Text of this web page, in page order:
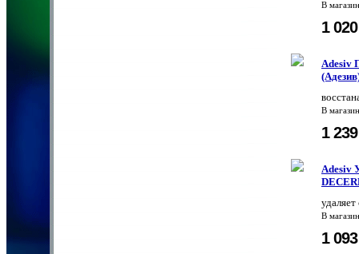
В
1
Adesiv
В
1
Adesiv
В
1